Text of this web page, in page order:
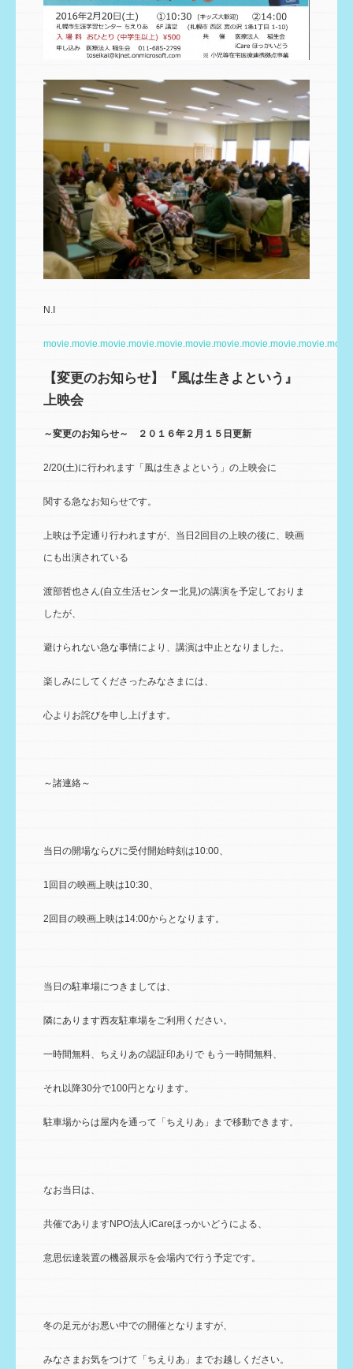
N.I
movie.movie.movie.movie.movie.movie.movie.movie.movie.movie.movie
【変更のお知らせ】『風は生きよという』
上映会
～変更のお知らせ～ ２０１６年２月１５日更新
2/20(土)に行われます「風は生きよという」の上映会に
関する急なお知らせです。
上映は予定通り行われますが、当日2回目の上映の後に、映画
にも出演されている
渡部哲也さん(自立生活センター北見)の講演を予定しておりま
したが、
避けられない急な事情により、講演は中止となりました。
楽しみにしてくださったみなさまには、
心よりお詫びを申し上げます。
～諸連絡～
当日の開場ならびに受付開始時刻は10:00、
1回目の映画上映は10:30、
2回目の映画上映は14:00からとなります。
当日の駐車場につきましては、
隣にあります西友駐車場をご利用ください。
一時間無料、ちえりあの認証印ありで もう一時間無料、
それ以降30分で100円となります。
駐車場からは屋内を通って「ちえりあ」まで移動できます。
なお当日は、
共催でありますNPO法人iCareほっかいどうによる、
意思伝達装置の機器展示を会場内で行う予定です。
冬の足元がお悪い中での開催となりますが、
みなさまお気をつけて「ちえりあ」までお越しください。